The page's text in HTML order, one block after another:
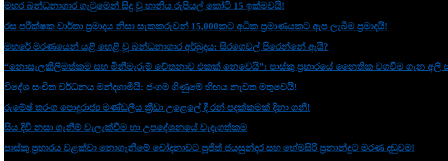
මහර බන්ධනාගාර ගැටුමෙන් සිදු වූ හානිය රුපියල් කෝටි 15 ඉක්මවයි!
රස පරීක්ෂක වාර්තා ප්‍රමාදය නිසා සැකකරුවන් 15,000කට අධික ප්‍රමාණයකට ඇප ලැබීම ප්‍රමාදයි!
මහරේ මරණයෙන් යළි හෙළි වූ බන්ධනාගාර අර්බුදය: සිරගෙවල් පිරෙන්නේ ඇයි?
“නොසැලකිලිමත්කම සහ මිනීමැරුම් චේතනාව එකක් නෙවෙයි”: පාස්කු ප්‍රහාරයේ නෛතික වගවීම ගැන අලි
විදේශ සංචිත වර්ධනය මන්දගාමීයි: ජංගම ගිණුමේ හිඟය නැවත මතුවෙයි!
රුමේෂ් තරංග පොදුරාජ්‍ය මණ්ඩලීය ක්‍රීඩා උළෙලේ දී රන් පදක්කමක් දිනා ගනී!
සිය දිවි නසා ගැනීම් වැලැක්වීම හා උපදේශනයේ වැදැගත්කම
පාස්කු ප්‍රහාරය වළක්වා නොගැනීමේ චෝදනාවට පූජිත් ජයසුන්දර සහ හේමසිරි ප්‍රනාන්දුට මරණ දඬුවම!